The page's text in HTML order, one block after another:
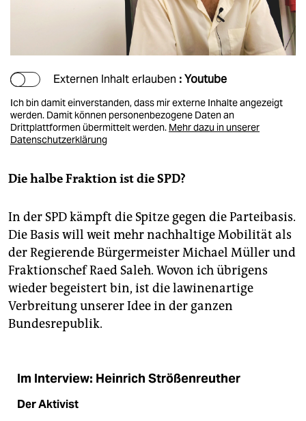
Externen Inhalt erlauben : Youtube
Ich bin damit einverstanden, dass mir externe Inhalte angezeigt
werden. Damit können personenbezogene Daten an
Drittplattformen übermittelt werden. Mehr dazu in unserer
Datenschutzerklärung
Die halbe Fraktion ist die SPD?
In der SPD kämpft die Spitze gegen die Parteibasis.
Die Basis will weit mehr nachhaltige Mobilität als
der Regierende Bürgermeister Michael Müller und
Fraktionschef Raed Saleh. Wovon ich übrigens
wieder begeistert bin, ist die lawinenartige
Verbreitung unserer Idee in der ganzen
Bundesrepublik.
Im Interview: Heinrich Strößenreuther
Der Aktivist